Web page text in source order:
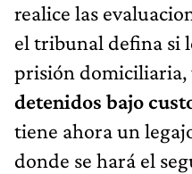
realice las
el tribunal defina si
prisión domiciliaria,
detenidos bajo
tiene ahora un
donde se hará el